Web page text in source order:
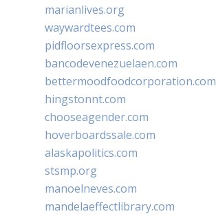
marianlives.org
waywardtees.com
pidfloorsexpress.com
bancodevenezuelaen.com
bettermoodfoodcorporation.com
hingstonnt.com
chooseagender.com
hoverboardssale.com
alaskapolitics.com
stsmp.org
manoelneves.com
mandelaeffectlibrary.com